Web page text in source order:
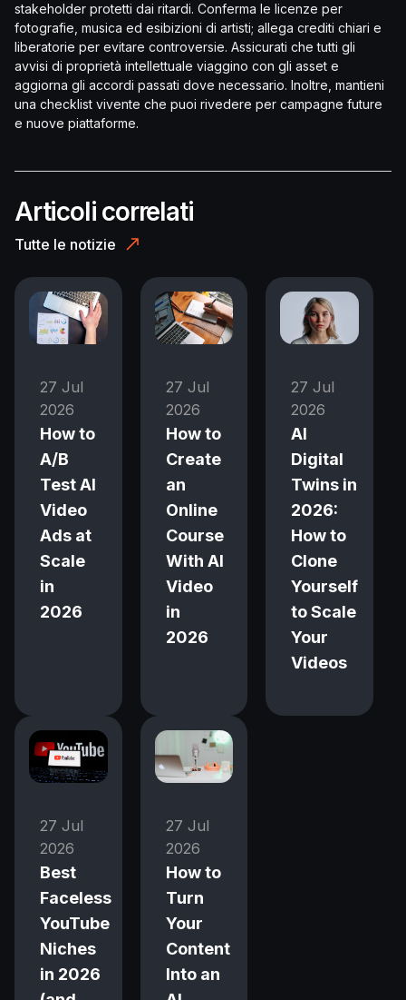
stakeholder protetti dai ritardi. Conferma le licenze per
fotografie, musica ed esibizioni di artisti; allega crediti chiari e
liberatorie per evitare controversie. Assicurati che tutti gli
avvisi di proprietà intellettuale viaggino con gli asset e
aggiorna gli accordi passati dove necessario. Inoltre, mantieni
una checklist vivente che puoi rivedere per campagne future
e nuove piattaforme.
Articoli correlati
Tutte le notizie
27 Jul
2026
How to
A/B
Test AI
Video
Ads at
Scale
in
2026
27 Jul
2026
How to
Create
an
Online
Course
With AI
Video
in
2026
27 Jul
2026
AI
Digital
Twins in
2026:
How to
Clone
Yourself
to Scale
Your
Videos
27 Jul
2026
Best
Faceless
YouTube
Niches
in 2026
27 Jul
2026
How to
Turn
Your
Content
Into an